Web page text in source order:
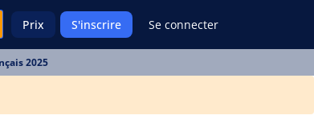
Prix S'inscrire Se connecter
2025